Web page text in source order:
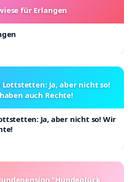
für Erlangen
Ja, aber nicht so!
auch Rechte!
Ja, aber nicht so! Wir
"Hundeglück